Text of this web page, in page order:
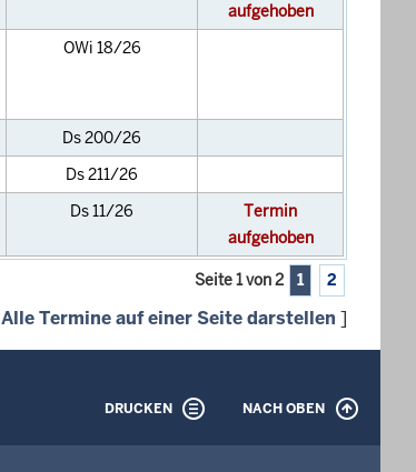
aufgehoben
OWi 18/26
Ds 200/26
Ds 211/26
Ds 11/26
Termin
aufgehoben
Seite 1 von 2 1 2
Alle Termine auf einer Seite darstellen ]
DRUCKEN NACH OBEN